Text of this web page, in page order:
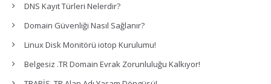
DNS Kayıt Türleri Nelerdir?
Domain Güvenliği Nasıl Sağlanır?
Linux Disk Monitörü iotop Kurulumu!
Belgesiz .TR Domain Evrak Zorunluluğu Kalkıyor!